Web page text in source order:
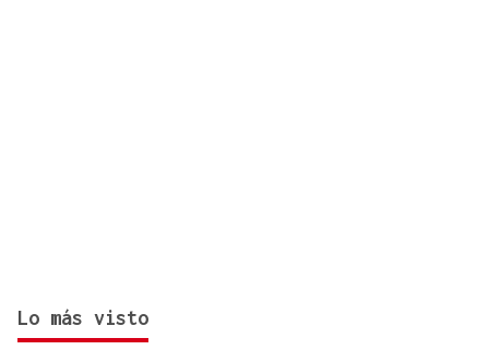
Lo más visto